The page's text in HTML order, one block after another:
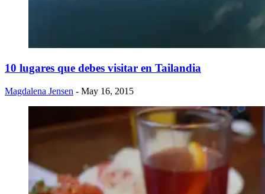
​10 lugares que debes visitar en Tailandia
Magdalena Jensen - May 16, 2015